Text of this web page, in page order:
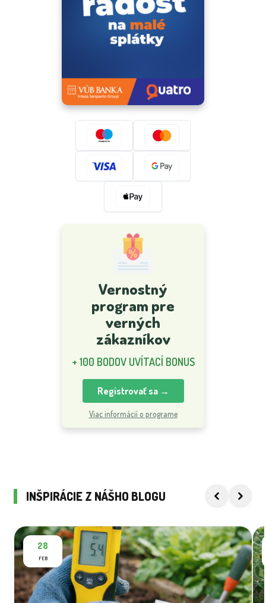
Vernostný
program pre
verných
zákazníkov
+ 100 BODOV UVÍTACÍ BONUS
Registrovať sa →
Viac informácií o programe
INŠPIRÁCIE Z NÁŠHO BLOGU
28
FEB